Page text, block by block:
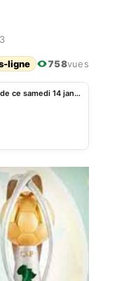
ligne 758vues
CHAN 2023: le programme de ce samedi 14 janvier